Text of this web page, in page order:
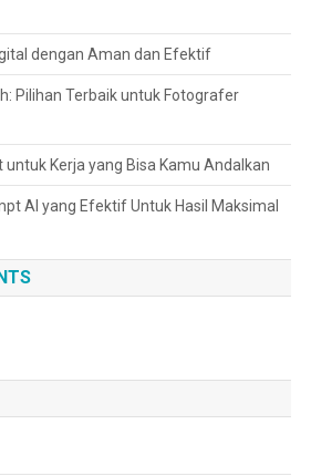
dengan Aman dan Efektif
Pilihan Terbaik untuk Fotografer
untuk Kerja yang Bisa Kamu Andalkan
AI yang Efektif Untuk Hasil Maksimal